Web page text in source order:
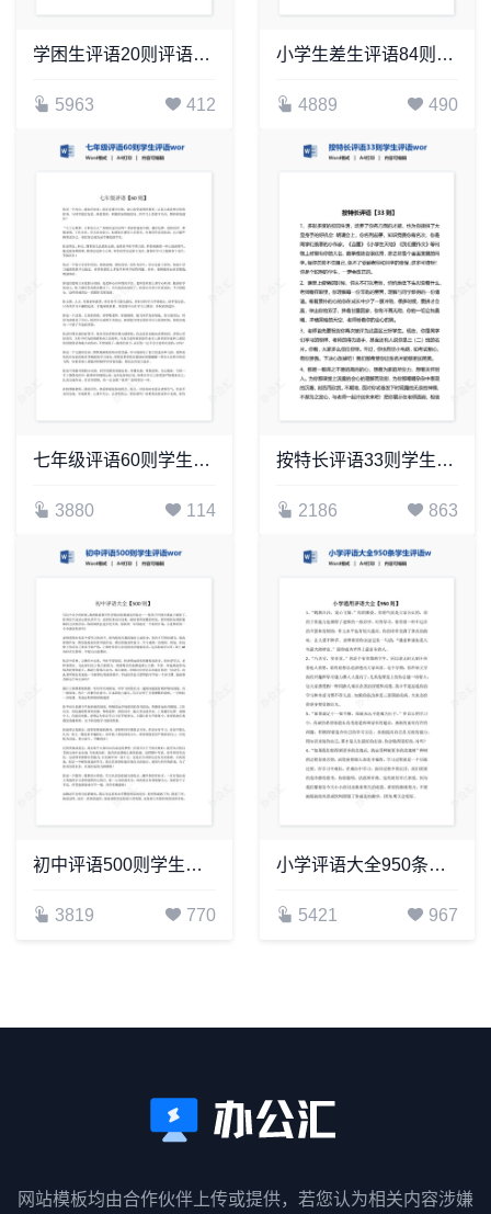
学困生评语20则评语word模板
5963 412
小学生差生评语84则评语word模板
4889 490
七年级评语60则学生评语word模板
3880 114
按特长评语33则学生评语word模板
2186 863
初中评语500则学生评语word模板
3819 770
小学评语大全950条学生评语word模板
5421 967
网站模板均由合作伙伴上传或提供，若您认为相关内容涉嫌